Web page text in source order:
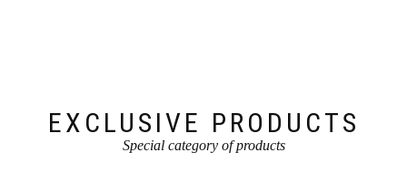
EXCLUSIVE PRODUCTS
Special category of products